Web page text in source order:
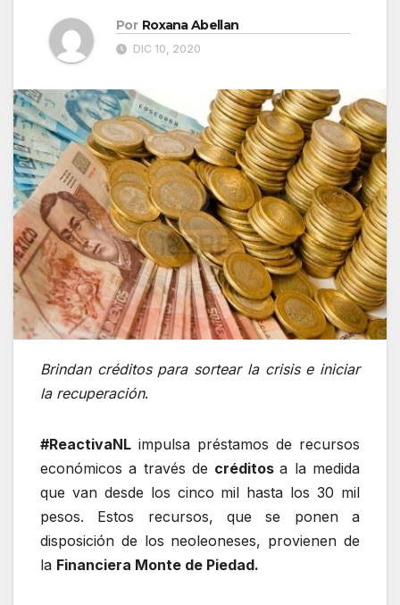
Por Roxana Abellan
DIC 10, 2020
Brindan créditos para sortear la crisis e iniciar
la recuperación.
#ReactivaNL impulsa préstamos de recursos
económicos a través de créditosa la medida
que van desde los cinco mil hasta los 30 mil
pesos. Estos recursos, que se ponen a
disposición de los neoleoneses, provienen de
la Financiera Monte de Piedad.